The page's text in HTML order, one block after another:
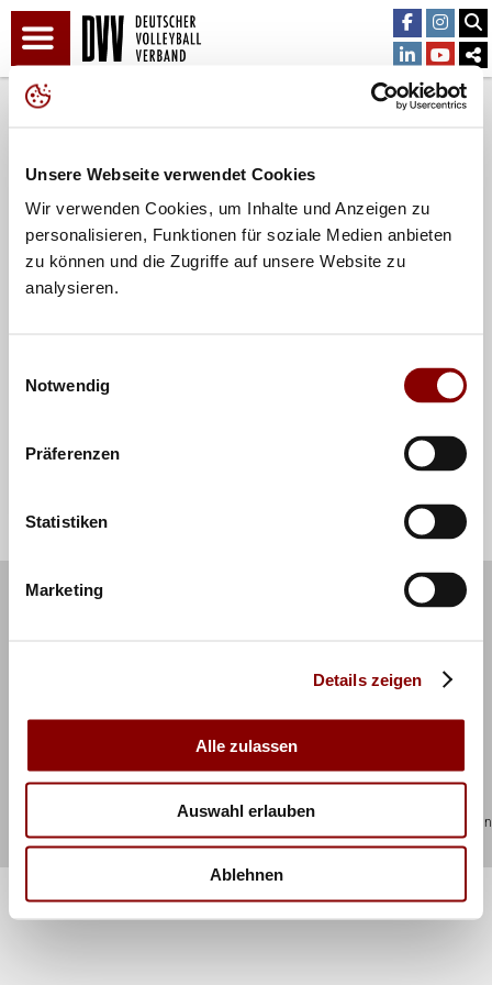
Unsere Webseite verwendet Cookies
Wir verwenden Cookies, um Inhalte und Anzeigen zu
personalisieren, Funktionen für soziale Medien anbieten
zu können und die Zugriffe auf unsere Website zu
analysieren.
Notwendig
Präferenzen
Statistiken
Marketing
Details zeigen
Alle zulassen
Auswahl erlauben
Ablehnen
Kontakt
© 2026 Deutscher Volleyball-Verband Otto-Fleck-Schneise 8 60528 Frankfurt/Main
info@volleyball-verband.de